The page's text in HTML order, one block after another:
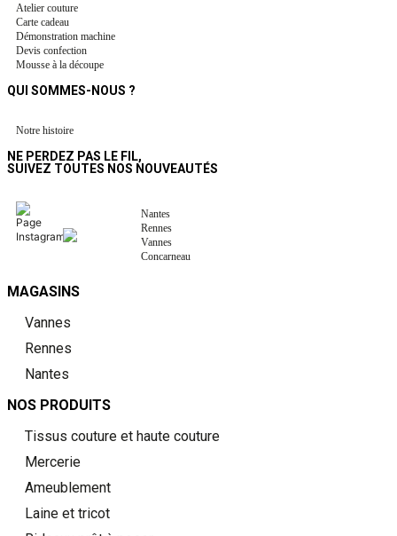
Atelier couture
Carte cadeau
Démonstration machine
Devis confection
Mousse à la découpe
QUI SOMMES-NOUS ?
Notre histoire
NE PERDEZ PAS LE FIL,
SUIVEZ TOUTES NOS NOUVEAUTÉS
Nantes
Rennes
Vannes
Concarneau
MAGASINS
Vannes
Rennes
Nantes
NOS PRODUITS
Tissus couture et haute couture
Mercerie
Ameublement
Laine et tricot